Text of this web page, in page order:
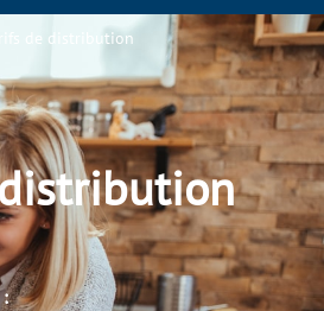
de distribution